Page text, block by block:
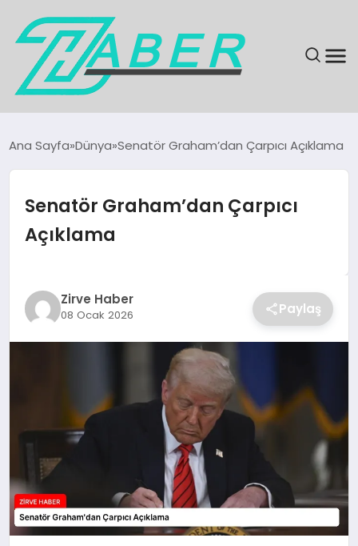
GÜNDEM
EKONOMI
EĞITIM
KÜLTÜR & SANAT
TEKNOLOJI
Ana Sayfa Dünya Senatör Graham’dan Çarpıcı Açıklama
Senatör Graham’dan Çarpıcı
Açıklama
Zirve Haber
08 Ocak 2026 Paylaş